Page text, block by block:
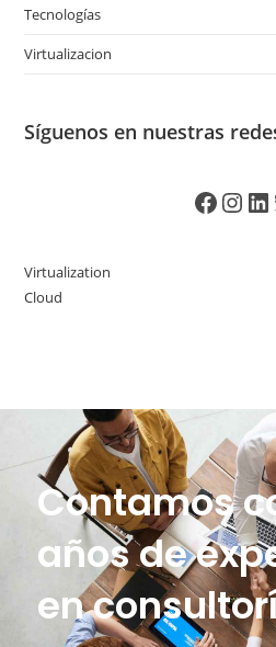
Tecnologías
Virtualizacion
Síguenos en nuestras
Virtualization
Cloud
Contamos
años de
en